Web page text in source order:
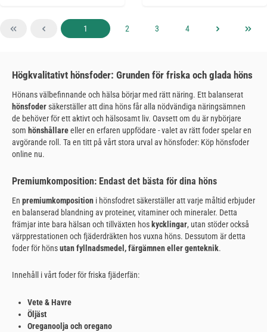
Sida
1 Sida
2 Sida
3 Sida
4
Högkvalitativt hönsfoder: Grunden för friska och glada höns
Hönans välbefinnande och hälsa börjar med rätt näring. Ett balanserat
hönsfodersäkerställer att dina höns får alla nödvändiga näringsämnen
de behöver för ett aktivt och hälsosamt liv. Oavsett om du är nybörjare
som hönshållareeller en erfaren uppfödare - valet av rätt foder spelar en
avgörande roll. Ta en titt på vårt stora urval av hönsfoder: Köp hönsfoder
online nu.
Premiumkomposition: Endast det bästa för dina höns
En premiumkomposition i hönsfodret säkerställer att varje måltid erbjuder
en balanserad blandning av proteiner, vitaminer och mineraler. Detta
främjar inte bara hälsan och tillväxten hoskycklingar, utan stöder också
värpprestationen och fjäderdräkten hos vuxna höns. Dessutom är detta
foder för hönsutan fyllnadsmedel, färgämnen eller genteknik.
Innehåll i vårt foder för friska fjäderfän:
Vete & Havre
Öljäst
Oreganoolja och oregano